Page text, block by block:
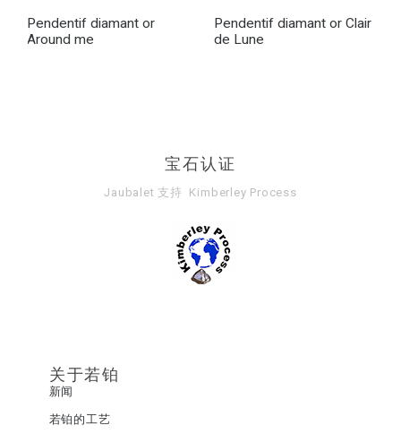
Pendentif diamant or
Around me
Pendentif diamant or Clair
de Lune
宝石认证
Jaubalet 支持 Kimberley Process
关于若铂
新闻
若铂的工艺